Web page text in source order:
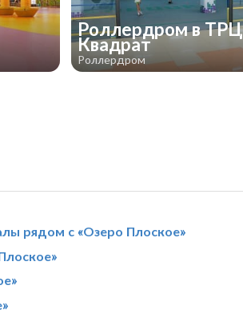
Роллердром в ТРЦ
Квадрат
Роллердром
рядом с «Озеро Плоское»